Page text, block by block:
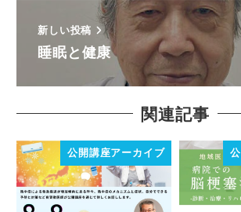
新しい投稿
睡眠と健康
関連記事
公開講座アーカイブ